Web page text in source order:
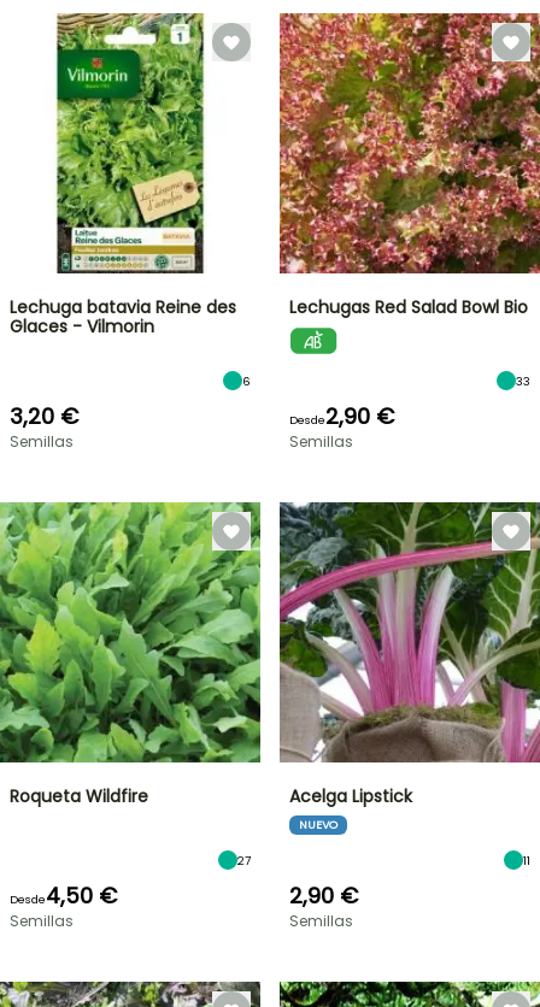
Lechuga batavia Reine des
Glaces - Vilmorin
6
3,20 €
Semillas
Lechugas Red Salad Bowl Bio
33
Desde2,90 €
Semillas
Roqueta Wildfire
27
Desde4,50 €
Semillas
Acelga Lipstick
NUEVO
11
2,90 €
Semillas